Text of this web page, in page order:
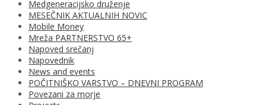
Medgeneracijsko druženje
MESEČNIK AKTUALNIH NOVIC
Mobile Money
Mreža PARTNERSTVO 65+
Napoved srečanj
Napovednik
News and events
POČITNIŠKO VARSTVO – DNEVNI PROGRAM
Povezani za morje